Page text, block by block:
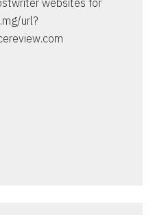
websites for
url?